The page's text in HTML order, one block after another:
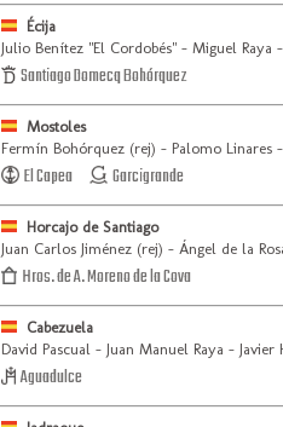
Écija
Julio Benítez "El Cordobés" - Miguel Raya
Santiago Domecq Bohórquez
Mostoles
Fermín Bohórquez (rej) - Palomo Linares
El Capea Garcigrande
Horcajo de Santiago
Juan Carlos Jiménez (rej) - Ángel de la
Hros. de A. Moreno de la Cova
Cabezuela
David Pascual - Juan Manuel Raya - Javier
Aguadulce